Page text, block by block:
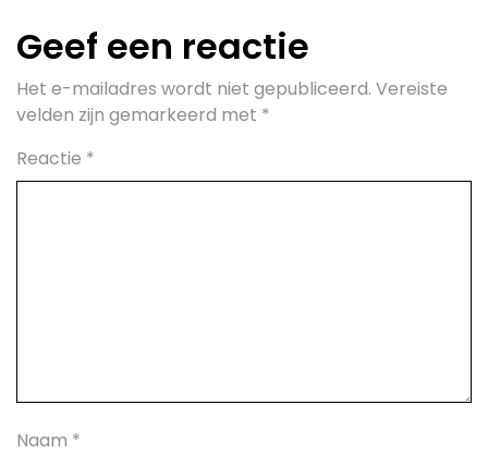
Geef een reactie
Het e-mailadres wordt niet gepubliceerd. Vereiste
velden zijn gemarkeerd met *
Reactie *
Naam *